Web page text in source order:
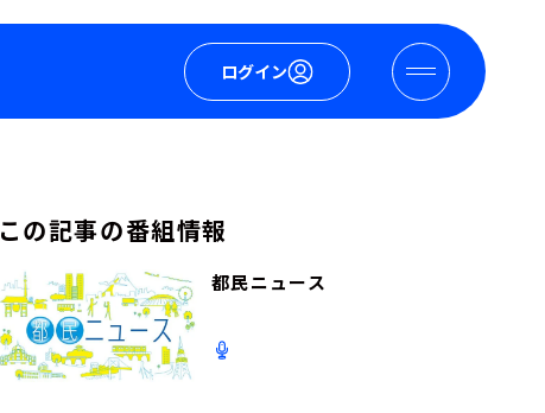
ログイン
この記事の番組情報
都民ニュース